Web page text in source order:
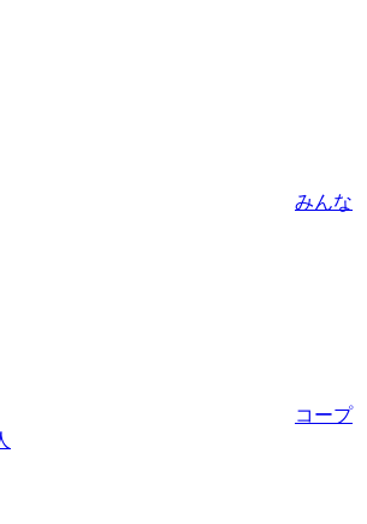
みんな
コープ